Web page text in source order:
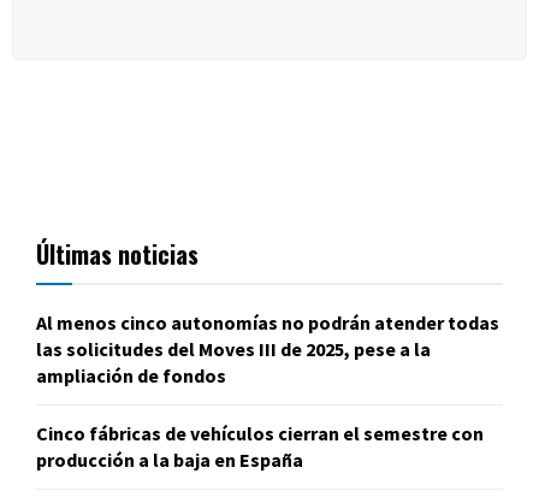
Últimas noticias
Al menos cinco autonomías no podrán atender todas
las solicitudes del Moves III de 2025, pese a la
ampliación de fondos
Cinco fábricas de vehículos cierran el semestre con
producción a la baja en España